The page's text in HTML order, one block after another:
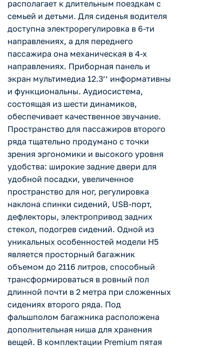
располагает к длительным поездкам с
семьей и детьми. Для сиденья водителя
доступна электрорегулировка в 6-ти
направлениях, а для переднего
пассажира она механическая в 4-х
направлениях. Приборная панель и
экран мультимедиа 12.3’’ информативны
и функциональны. Аудиосистема,
состоящая из шести динамиков,
обеспечивает качественное звучание.
Пространство для пассажиров второго
ряда тщательно продумано с точки
зрения эргономики и высокого уровня
удобства: широкие задние двери для
удобной посадки, увеличенное
пространство для ног, регулировка
наклона спинки сидений, USB-порт,
дефлекторы, электропривод задних
стекол, подогрев сидений. Одной из
уникальных особенностей модели H5
является просторный багажник
объемом до 2116 литров, способный
трансформироваться в ровный пол
длинной почти в 2 метра при сложенных
сидениях второго ряда. Под
фальшполом багажника расположена
дополнительная ниша для хранения
вещей. В комплектации Premium пятая